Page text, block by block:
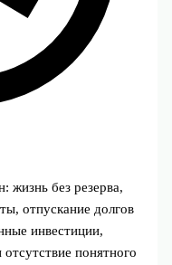
жизнь без резерва,
отпускание долгов
инвестиции,
понятного